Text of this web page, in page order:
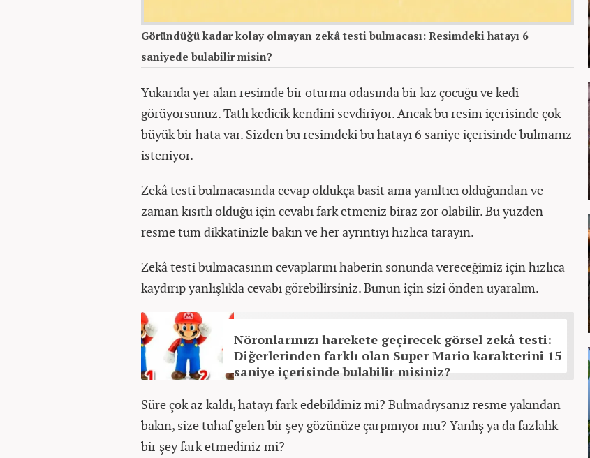
Göründüğü kadar kolay olmayan zekâ testi bulmacası: Resimdeki hatayı 6
saniyede bulabilir misin?
Yukarıda yer alan resimde bir oturma odasında bir kız çocuğu ve kedi
görüyorsunuz. Tatlı kedicik kendini sevdiriyor. Ancak bu resim içerisinde çok
büyük bir hata var. Sizden bu resimdeki bu hatayı 6 saniye içerisinde bulmanız
isteniyor.
Zekâ testi bulmacasında cevap oldukça basit ama yanıltıcı olduğundan ve
zaman kısıtlı olduğu için cevabı fark etmeniz biraz zor olabilir. Bu yüzden
resme tüm dikkatinizle bakın ve her ayrıntıyı hızlıca tarayın.
Zekâ testi bulmacasının cevaplarını haberin sonunda vereceğimiz için hızlıca
kaydırıp yanlışlıkla cevabı görebilirsiniz. Bunun için sizi önden uyaralım.
Nöronlarınızı harekete geçirecek görsel zekâ testi:
Diğerlerinden farklı olan Super Mario karakterini 15
saniye içerisinde bulabilir misiniz?
Süre çok az kaldı, hatayı fark edebildiniz mi? Bulmadıysanız resme yakından
bakın, size tuhaf gelen bir şey gözünüze çarpmıyor mu? Yanlış ya da fazlalık
bir şey fark etmediniz mi?